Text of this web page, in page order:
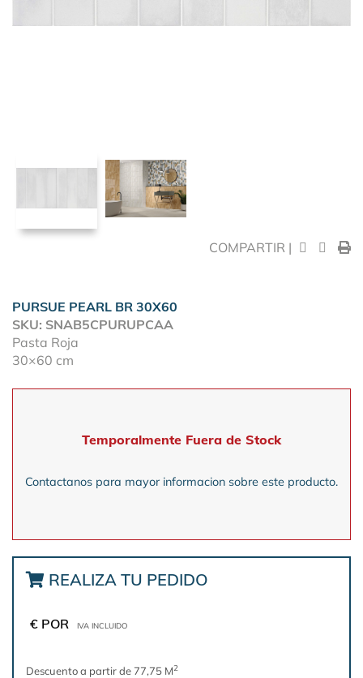
COMPARTIR |
PURSUE PEARL BR 30X60
SKU: SNAB5CPURUPCAA
Pasta Roja
30×60 cm
Temporalmente Fuera de Stock
Contactanos para mayor informacion sobre este producto.
REALIZA TU PEDIDO
€ POR IVA INCLUIDO
Descuento a partir de 77,75 M2